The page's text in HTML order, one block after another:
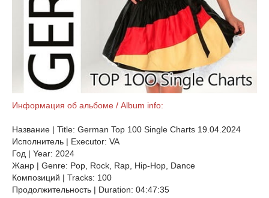
Информация об альбоме / Album info:
Название | Title: German Top 100 Single Charts 19.04.2024
Исполнитель | Executor: VA
Год | Year: 2024
Жанр | Genre: Pop, Rock, Rap, Hip-Hop, Dance
Композиций | Tracks: 100
Продолжительность | Duration: 04:47:35